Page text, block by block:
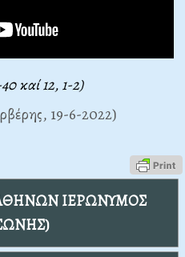
καί 12, 1-2)
19-6-2022)
ΙΕΡΩΝΥΜΟΣ